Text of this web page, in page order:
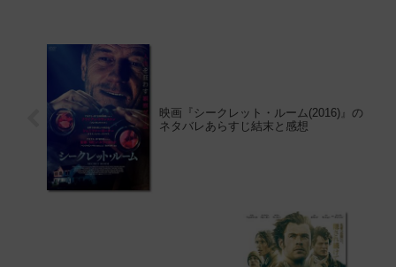
映画『シークレット・ルーム(2016)』の
ネタバレあらすじ結末と感想